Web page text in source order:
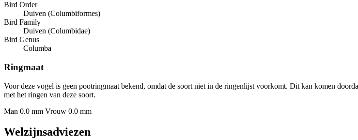
Bird Order
Duiven (Columbiformes)
Bird Family
Duiven (Columbidae)
Bird Genus
Columba
Ringmaat
Voor deze vogel is geen pootringmaat bekend, omdat de soort niet in de ringenlijst voorkomt. Dit kan komen
met het ringen van deze soort.
Man 0.0 mm Vrouw 0.0 mm
Welzijnsadviezen